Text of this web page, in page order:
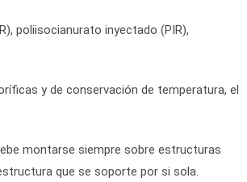
poliisocianurato inyectado (PIR),
y de conservación de temperatura, el
montarse siempre sobre estructuras
que se soporte por si sola.